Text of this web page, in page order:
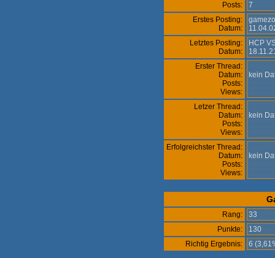
Posts:
7
Erstes Posting:
Datum:
Letztes Posting:
Datum:
HCP
Erster Thread:
Datum:
Posts:
Views:
kein
Letzer Thread:
Datum:
Posts:
Views:
kein
Erfolgreichster Thread:
Datum:
Posts:
Views:
kein
Rang:
33
Punkte:
130
Richtig Ergebnis:
6